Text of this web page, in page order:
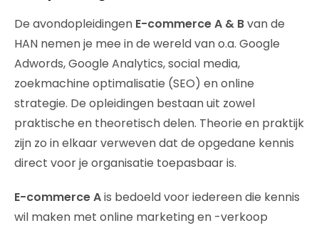
De avondopleidingen E-commerce A & Bvan de
HAN nemen je mee in de wereld van o.a. Google
Adwords, Google Analytics, social media,
zoekmachine optimalisatie (SEO) en online
strategie. De opleidingen bestaan uit zowel
praktische en theoretisch delen. Theorie en praktijk
zijn zo in elkaar verweven dat de opgedane kennis
direct voor je organisatie toepasbaar is.
E-commerce Ais bedoeld voor iedereen die kennis
wil maken met online marketing en -verkoop